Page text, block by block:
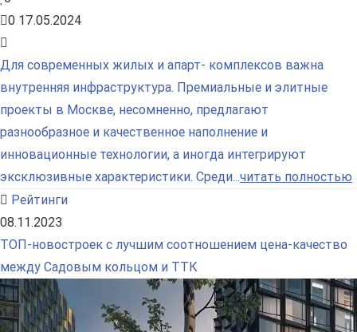
0 17.05.2024
Для современных жилых и апарт- комплексов важна
внутренняя инфраструктура. Премиальные и элитные
проекты в Москве, несомненно, предлагают
разнообразное и качественное наполнение и
инновационные технологии, а иногда интегрируют
эксклюзивные характеристики. Среди...читать полностью
Рейтинги
08.11.2023
ТОП-новостроек с лучшим соотношением цена-качество
между Садовым кольцом и ТТК